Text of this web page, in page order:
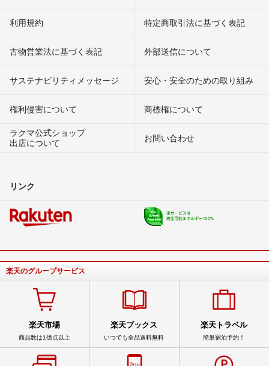
利用規約 特定商取引法に基づく表記
古物営業法に基づく表記 外部送信について
サステナビリティメッセージ 安心・安全のための取り組み
権利侵害について
商標権について
ラクマ公式ショップ
出店について
お問い合わせ
リンク
楽天のグループサービス
楽天市場
商品数は1億点以上
楽天ブックス
いつでも全品送料無料
楽天トラベル
簡単宿泊予約！